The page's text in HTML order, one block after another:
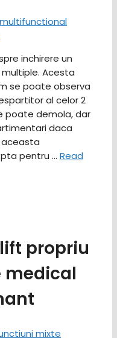
inchirere un
Acesta
se poate observa
al celor 2
poate demola, dar
daca
aceasta
pentru … Read
propriu